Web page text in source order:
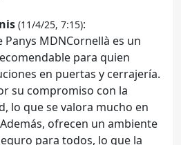
(11/4/25, 7:15):
Panys MDNCornellà es un
para quien
en puertas y cerrajería.
su compromiso con la
lo que se valora mucho en
ofrecen un ambiente
para todos, lo que la